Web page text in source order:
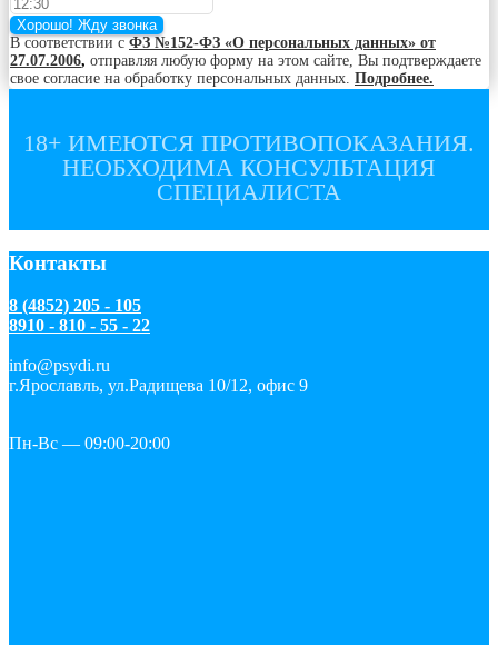
Хорошо! Жду звонка
В соответствии с ФЗ №152-ФЗ «О персональных данных» от
27.07.2006, отправляя любую форму на этом сайте, Вы подтверждаете
свое согласие на обработку персональных данных. Подробнее.
18+ ИМЕЮТСЯ ПРОТИВОПОКАЗАНИЯ.
НЕОБХОДИМА КОНСУЛЬТАЦИЯ
СПЕЦИАЛИСТА
Контакты
8 (4852) 205 - 105
8910 - 810 - 55 - 22
info@psydi.ru
г.Ярославль, ул.Радищева 10/12, офис 9
Пн-Вс — 09:00-20:00